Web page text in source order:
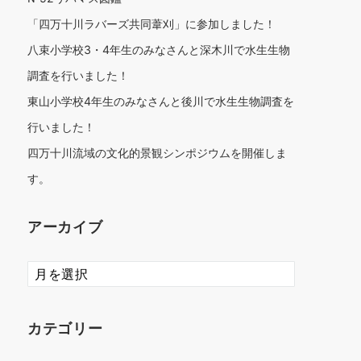
「四万十川ラバーズ共同葦刈」に参加しました！
八束小学校3・4年生のみなさんと深木川で水生生物
調査を行いました！
東山小学校4年生のみなさんと後川で水生生物調査を
行いました！
四万十川流域の文化的景観シンポジウムを開催しま
す。
アーカイブ
ア
ー
ブ
カテゴリー